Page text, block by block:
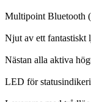
Multipoint Bluetooth
Njut av ett fantastiskt
Nästan alla aktiva
LED för